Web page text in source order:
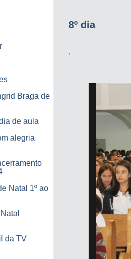
Braga de
de aula
alegria
Natal 1º ao
da TV
8º dia
.